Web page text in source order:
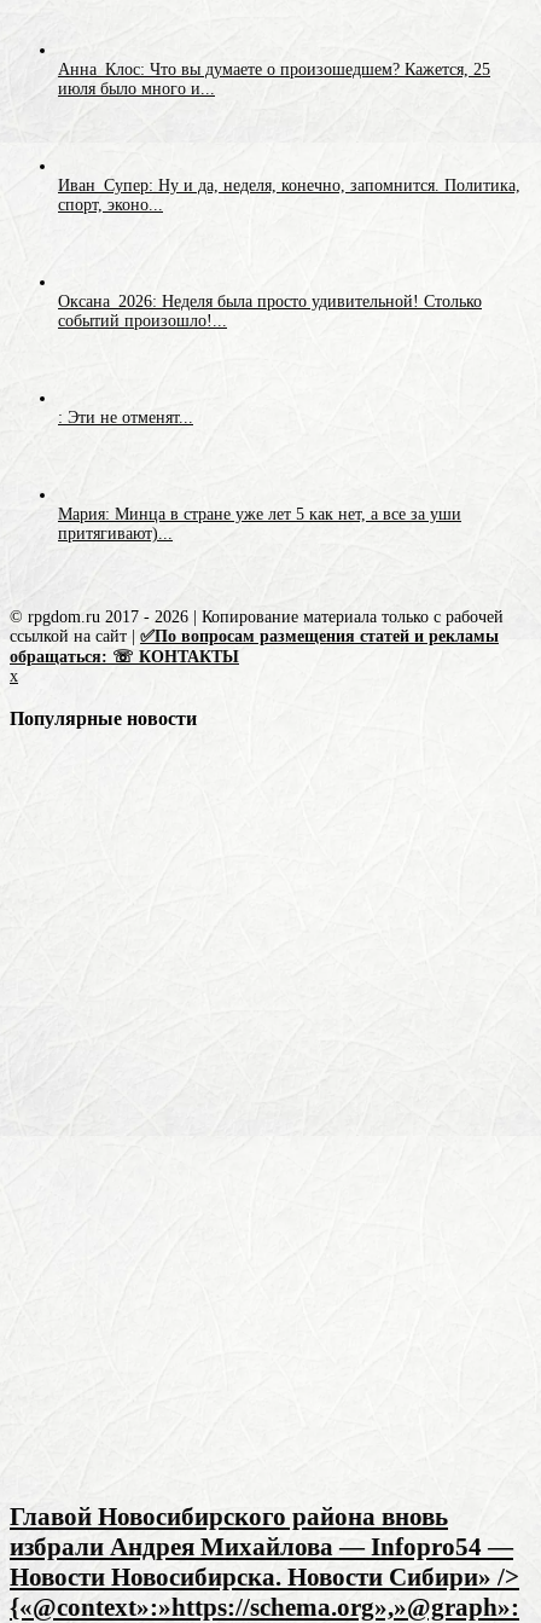
Анна_Клос: Что вы думаете о произошедшем? Кажется, 25
июля было много и...
Иван_Супер: Ну и да, неделя, конечно, запомнится. Политика,
спорт, эконо...
Оксана_2026: Неделя была просто удивительной! Столько
событий произошло!...
: Эти не отменят...
Мария: Минца в стране уже лет 5 как нет, а все за уши
притягивают)...
© rpgdom.ru 2017 - 2026 | Копирование материала только с рабочей
ссылкой на сайт | ✅По вопросам размещения статей и рекламы
обращаться: ☏ КОНТАКТЫ
x
Популярные новости
Главой Новосибирского района вновь
избрали Андрея Михайлова — Infopro54 —
Новости Новосибирска. Новости Сибири» />
{«@context»:»https://schema.org»,»@graph»: